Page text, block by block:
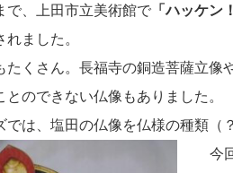
で、上田市立美術館で 「ハッケン
ました。
たくさん。長福寺の銅造菩薩立
のできない仏像もありました。
では、塩田の仏像を仏様の種類（
今